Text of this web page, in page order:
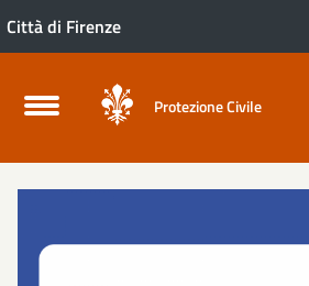
Città di Firenze
Protezione Civile